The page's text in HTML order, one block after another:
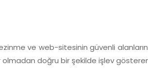
ve web-sitesinin güvenli
doğru bir şekilde işlev